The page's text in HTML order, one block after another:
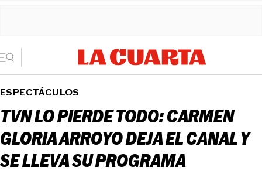
ESPECTÁCULOS
TVN LO PIERDE TODO: CARMEN
GLORIA ARROYO DEJA EL CANAL Y
SE LLEVA SU PROGRAMA